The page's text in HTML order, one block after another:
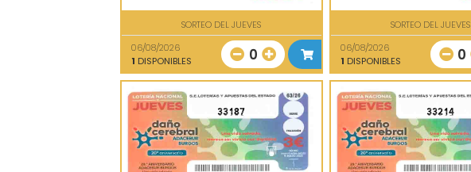
SORTEO DEL JUEVES
06/08/2026
1 DISPONIBLES 0
SORTEO DEL JUEVES
06/08/2026
1 DISPONIBLES 0
33187 33214